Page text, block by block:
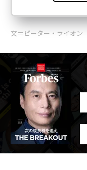
文＝ピーター・ライオン